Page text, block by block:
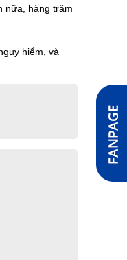
nữa, hàng trăm
hiểm, và